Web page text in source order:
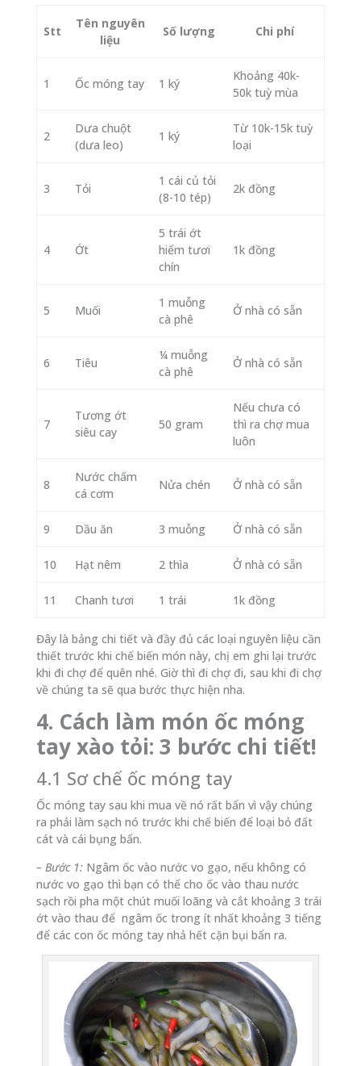
Stt
Tên nguyên
liệu
Số lượng Chi phí
1 Ốc móng tay 1 ký
Khoảng 40k-
50k tuỳ mùa
2
Dưa chuột
(dưa leo)
1 ký
Từ 10k-15k tuỳ
loại
3 Tỏi
1 cái củ tỏi
(8-10 tép)
2k đồng
4 Ớt
5 trái ớt
hiểm tươi
chín
1k đồng
5 Muối
1 muỗng
cà phê
Ở nhà có sẵn
6 Tiêu
¼ muỗng
cà phê
Ở nhà có sẵn
7
Tương ớt
siêu cay
50 gram
Nếu chưa có
thì ra chợ mua
luôn
8
Nước chấm
cá cơm
Nửa chén Ở nhà có sẵn
9 Dầu ăn 3 muỗng Ở nhà có sẵn
10 Hạt nêm 2 thìa Ở nhà có sẵn
11 Chanh tươi 1 trái 1k đồng
Đây là bảng chi tiết và đầy đủ các loại nguyên liệu cần
thiết trước khi chế biến món này, chị em ghi lại trước
khi đi chợ để quên nhé. Giờ thì đi chợ đi, sau khi đi chợ
về chúng ta sẽ qua bước thực hiện nha.
4. Cách làm món ốc móng
tay xào tỏi: 3 bước chi tiết!
4.1 Sơ chế ốc móng tay
Ốc móng tay sau khi mua về nó rất bẩn vì vậy chúng
ra phải làm sạch nó trước khi chế biến để loại bỏ đất
cát và cái bụng bẩn.
– Bước 1: Ngâm ốc vào nước vo gạo, nếu không có
nước vo gạo thì bạn có thể cho ốc vào thau nước
sạch rồi pha một chút muối loãng và cắt khoảng 3 trái
ớt vào thau để ngâm ốc trong ít nhất khoảng 3 tiếng
để các con ốc móng tay nhả hết cặn bụi bẩn ra.